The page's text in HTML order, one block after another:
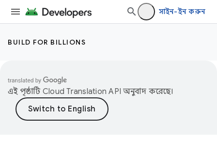
সাইন-ইন করুন
BUILD FOR BILLIONS
এই পৃষ্ঠাটি Cloud Translation API অনুবাদ করেছে।